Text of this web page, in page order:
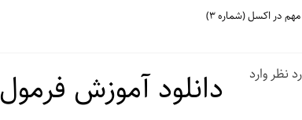
در اکسل (شماره ۳)
نظر وارد
دانلود آموزش فرمول